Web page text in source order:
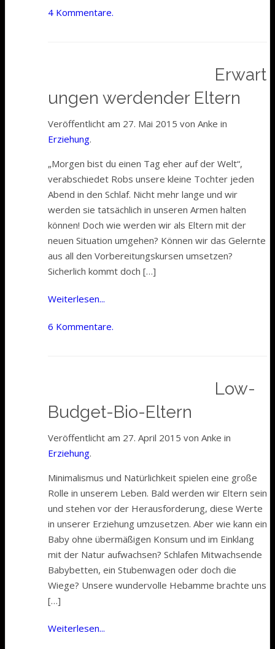
4 Kommentare.
Erwart
ungen werdender Eltern
Veröffentlicht am 27. Mai 2015 von Anke in
Erziehung.
„Morgen bist du einen Tag eher auf der Welt“,
verabschiedet Robs unsere kleine Tochter jeden
Abend in den Schlaf. Nicht mehr lange und wir
werden sie tatsächlich in unseren Armen halten
können! Doch wie werden wir als Eltern mit der
neuen Situation umgehen? Können wir das Gelernte
aus all den Vorbereitungskursen umsetzen?
Sicherlich kommt doch […]
Weiterlesen...
6 Kommentare.
Low-
Budget-Bio-Eltern
Veröffentlicht am 27. April 2015 von Anke in
Erziehung.
Minimalismus und Natürlichkeit spielen eine große
Rolle in unserem Leben. Bald werden wir Eltern sein
und stehen vor der Herausforderung, diese Werte
in unserer Erziehung umzusetzen. Aber wie kann ein
Baby ohne übermäßigen Konsum und im Einklang
mit der Natur aufwachsen? Schlafen Mitwachsende
Babybetten, ein Stubenwagen oder doch die
Wiege? Unsere wundervolle Hebamme brachte uns
[…]
Weiterlesen...